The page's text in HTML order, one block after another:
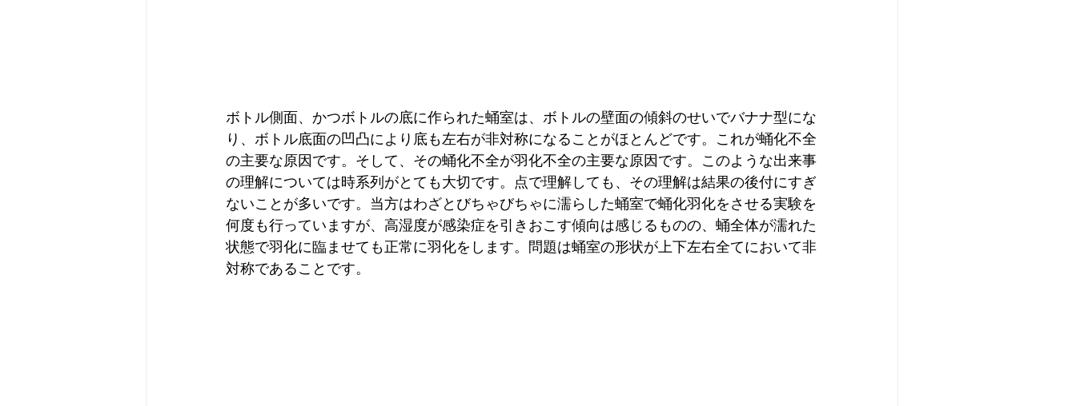
ボトル側面、かつボトルの底に作られた蛹室は、ボトルの壁面の傾斜のせいでバナナ型にな
り、ボトル底面の凹凸により底も左右が非対称になることがほとんどです。これが蛹化不全
の主要な原因です。そして、その蛹化不全が羽化不全の主要な原因です。このような出来事
の理解については時系列がとても大切です。点で理解しても、その理解は結果の後付にすぎ
ないことが多いです。当方はわざとびちゃびちゃに濡らした蛹室で蛹化羽化をさせる実験を
何度も行っていますが、高湿度が感染症を引きおこす傾向は感じるものの、蛹全体が濡れた
状態で羽化に臨ませても正常に羽化をします。問題は蛹室の形状が上下左右全てにおいて非
対称であることです。